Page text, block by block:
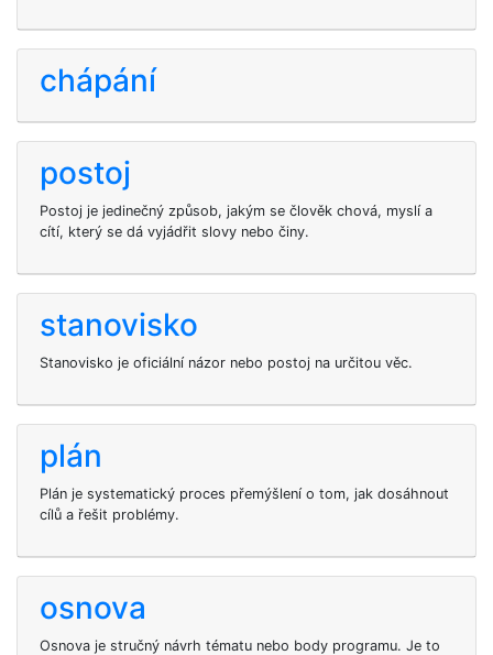
chápání
postoj
Postoj je jedinečný způsob, jakým se člověk chová, myslí a
cítí, který se dá vyjádřit slovy nebo činy.
stanovisko
Stanovisko je oficiální názor nebo postoj na určitou věc.
plán
Plán je systematický proces přemýšlení o tom, jak dosáhnout
cílů a řešit problémy.
osnova
Osnova je stručný návrh tématu nebo body programu. Je to